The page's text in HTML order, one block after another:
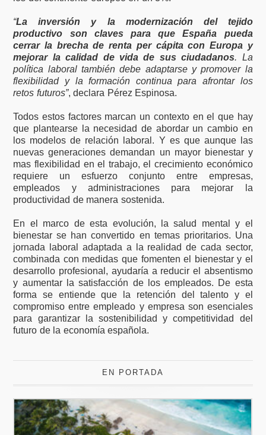
“La inversión y la modernización del tejido
productivo son claves para que España pueda
cerrar la brecha de renta per cápita con Europa y
mejorar la calidad de vida de sus ciudadanos. La
política laboral también debe adaptarse y promover la
flexibilidad y la formación continua para afrontar los
retos futuros”, declara Pérez Espinosa.
Todos estos factores marcan un contexto en el que hay
que plantearse la necesidad de abordar un cambio en
los modelos de relación laboral. Y es que aunque las
nuevas generaciones demandan un mayor bienestar y
mas flexibilidad en el trabajo, el crecimiento económico
requiere un esfuerzo conjunto entre empresas,
empleados y administraciones para mejorar la
productividad de manera sostenida.
En el marco de esta evolución, la salud mental y el
bienestar se han convertido en temas prioritarios. Una
jornada laboral adaptada a la realidad de cada sector,
combinada con medidas que fomenten el bienestar y el
desarrollo profesional, ayudaría a reducir el absentismo
y aumentar la satisfacción de los empleados. De esta
forma se entiende que la retención del talento y el
compromiso entre empleado y empresa son esenciales
para garantizar la sostenibilidad y competitividad del
futuro de la economía española.
EN PORTADA